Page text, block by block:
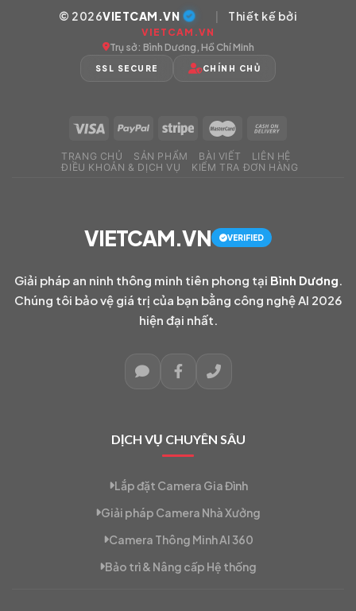
© 2026VIETCAM.VN | Thiết kế bởi
VIETCAM.VN
Trụ sở: Bình Dương, Hồ Chí Minh
SSL SECURE CHÍNH CHỦ
TRANG CHỦ SẢN PHẨM BÀI VIẾT
LIÊN HỆ
ĐIỀU KHOẢN & DỊCH VỤ
KIỂM TRA ĐƠN HÀNG
VIETCAM.VN VERIFIED
Giải pháp an ninh thông minh tiên phong tại Bình Dương
Chúng tôi bảo vệ giá trị của bạn bằng công nghệ AI 2026
hiện đại nhất.
DỊCH VỤ CHUYÊN SÂU
Lắp đặt Camera Gia Đình
Giải pháp Camera Nhà Xưởng
Camera Thông Minh AI 360
Bảo trì & Nâng cấp Hệ thống